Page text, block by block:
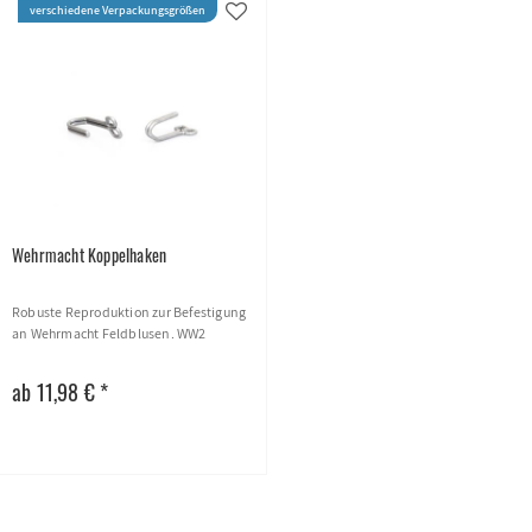
verschiedene Verpackungsgrößen
Wehrmacht Koppelhaken
Robuste Reproduktion zur Befestigung
an Wehrmacht Feldblusen. WW2
ab 11,98 € *